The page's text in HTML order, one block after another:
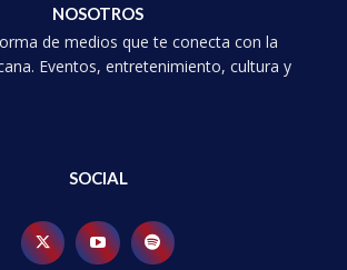
NOSOTROS
de medios que te conecta con la
Eventos, entretenimiento, cultura y
SOCIAL